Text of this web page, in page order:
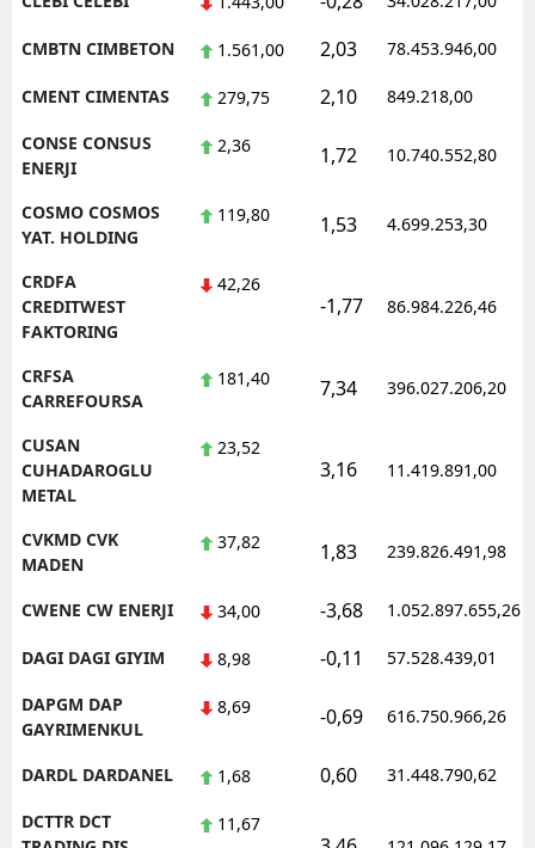
CMBTN CIMBETON 1.561,00 2,03 78.453.946,00
CMENT CIMENTAS 279,75 2,10 849.218,00
CONSE CONSUS
ENERJI
2,36 1,72 10.740.552,80
COSMO COSMOS
YAT. HOLDING
119,80 1,53 4.699.253,30
CRDFA
CREDITWEST
FAKTORING
42,26
-1,77 86.984.226,46
CRFSA
CARREFOURSA
181,40 7,34 396.027.206,20
CUSAN
CUHADAROGLU
METAL
23,52
3,16 11.419.891,00
CVKMD CVK
MADEN
37,82 1,83 239.826.491,98
CWENE CW ENERJI 34,00 -3,68 1.052.897.655,26
DAGI DAGI GIYIM 8,98 -0,11 57.528.439,01
DAPGM DAP
GAYRIMENKUL
8,69 -0,69 616.750.966,26
DARDL DARDANEL 1,68 0,60 31.448.790,62
DCTTR DCT
11,67